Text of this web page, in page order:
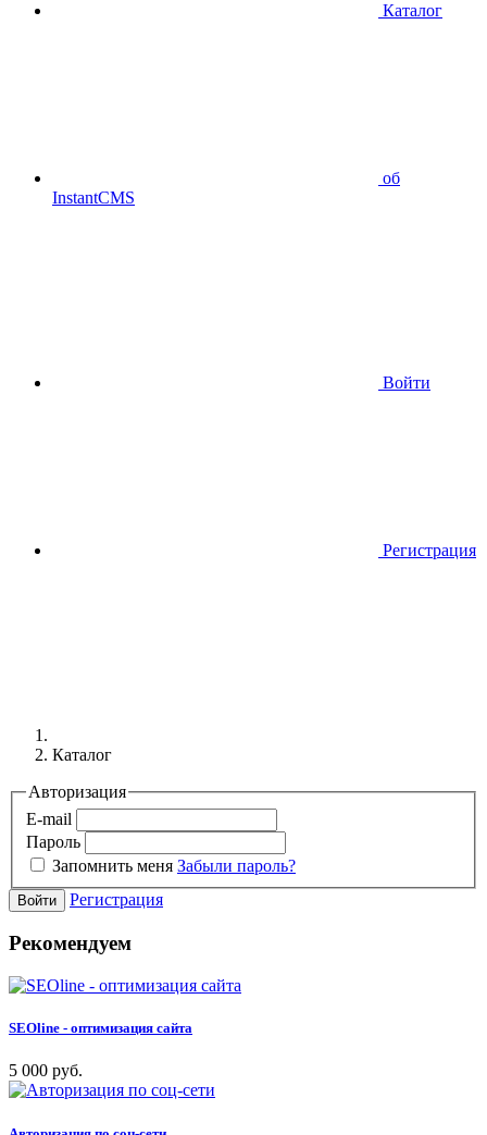
Каталог
об
InstantCMS
Войти
Регистрация
Каталог
Авторизация
E-mail
Пароль
Запомнить меня Забыли пароль?
Войти Регистрация
Рекомендуем
SEOline - оптимизация сайта
5 000 руб.